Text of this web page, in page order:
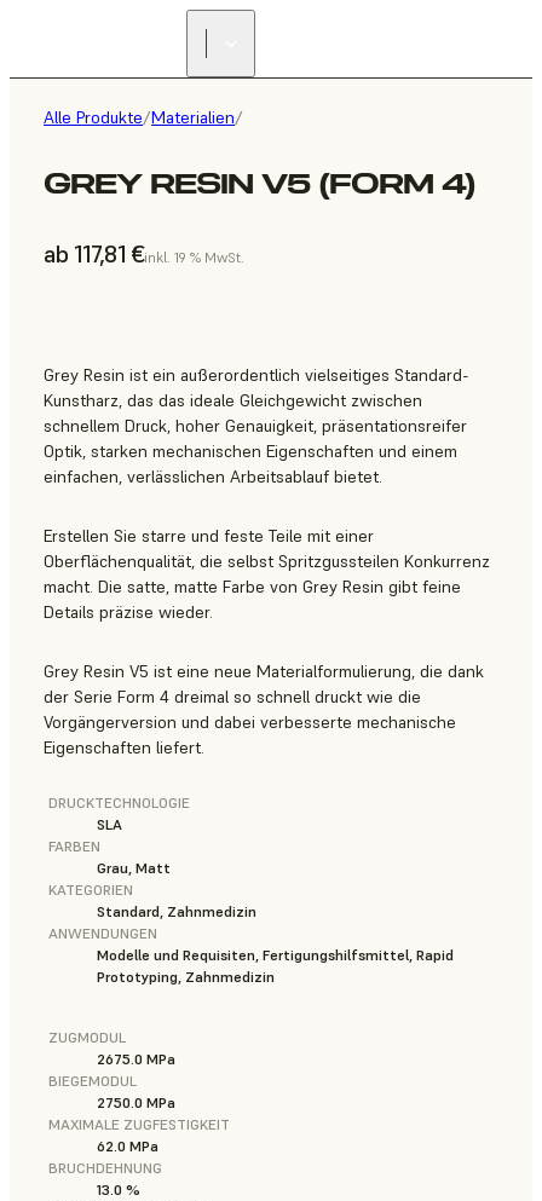
Alle Produkte/Materialien/
GREY RESIN V5 (FORM 4)
ab 117,81 €inkl. 19 % MwSt.
Grey Resin ist ein außerordentlich vielseitiges Standard-
Kunstharz, das das ideale Gleichgewicht zwischen
schnellem Druck, hoher Genauigkeit, präsentationsreifer
Optik, starken mechanischen Eigenschaften und einem
einfachen, verlässlichen Arbeitsablauf bietet.
Erstellen Sie starre und feste Teile mit einer
Oberflächenqualität, die selbst Spritzgussteilen Konkurrenz
macht. Die satte, matte Farbe von Grey Resin gibt feine
Details präzise wieder.
Grey Resin V5 ist eine neue Materialformulierung, die dank
der Serie Form 4 dreimal so schnell druckt wie die
Vorgängerversion und dabei verbesserte mechanische
Eigenschaften liefert.
DRUCKTECHNOLOGIE
SLA
FARBEN
Grau, Matt
KATEGORIEN
Standard, Zahnmedizin
ANWENDUNGEN
Modelle und Requisiten, Fertigungshilfsmittel, Rapid
Prototyping, Zahnmedizin
ZUGMODUL
2675.0 MPa
BIEGEMODUL
2750.0 MPa
MAXIMALE ZUGFESTIGKEIT
62.0 MPa
BRUCHDEHNUNG
13.0 %